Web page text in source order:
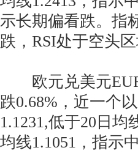
示长期偏看跌。指
跌，RSI处于空头区
欧元兑美元
跌0.68%，近一个
1.1231,低于20日均
均线1.1051，指示